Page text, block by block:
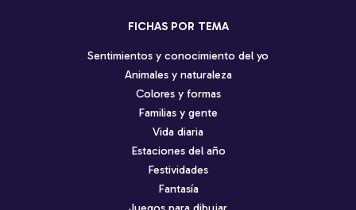
FICHAS POR TEMA
Sentimientos y conocimiento del yo
Animales y naturaleza
Colores y formas
Familias y gente
Vida diaria
Estaciones del año
Festividades
Fantasía